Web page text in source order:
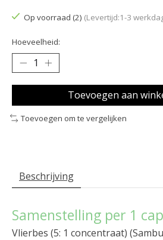
Op voorraad (2) (Levertijd:1-3
Hoeveelheid:
Toevoegen aan
Toevoegen om te vergelijken
Beschrijving
Samenstelling per 1
Vlierbes (5: 1 concentraat)